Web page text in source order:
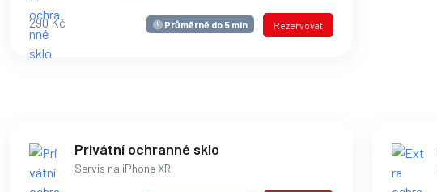
290 Kč Průměrně do 5 min Rezervovat
Privátní ochranné sklo
Servis na iPhone XR